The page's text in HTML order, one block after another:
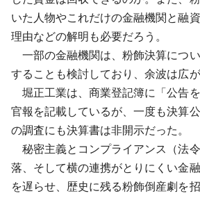
いた人物やこれだけの金融機関と融
理由などの解明も必要だろう。
一部の金融機関は、粉飾決算につ
することも検討しており、余波は広が
堀正工業は、商業登記簿に「公告
官報を記載しているが、一度も決算
の調査にも決算書は非開示だった。
秘密主義とコンプライアンス（法
落、そして横の連携がとりにくい金
を遅らせ、歴史に残る粉飾倒産劇を